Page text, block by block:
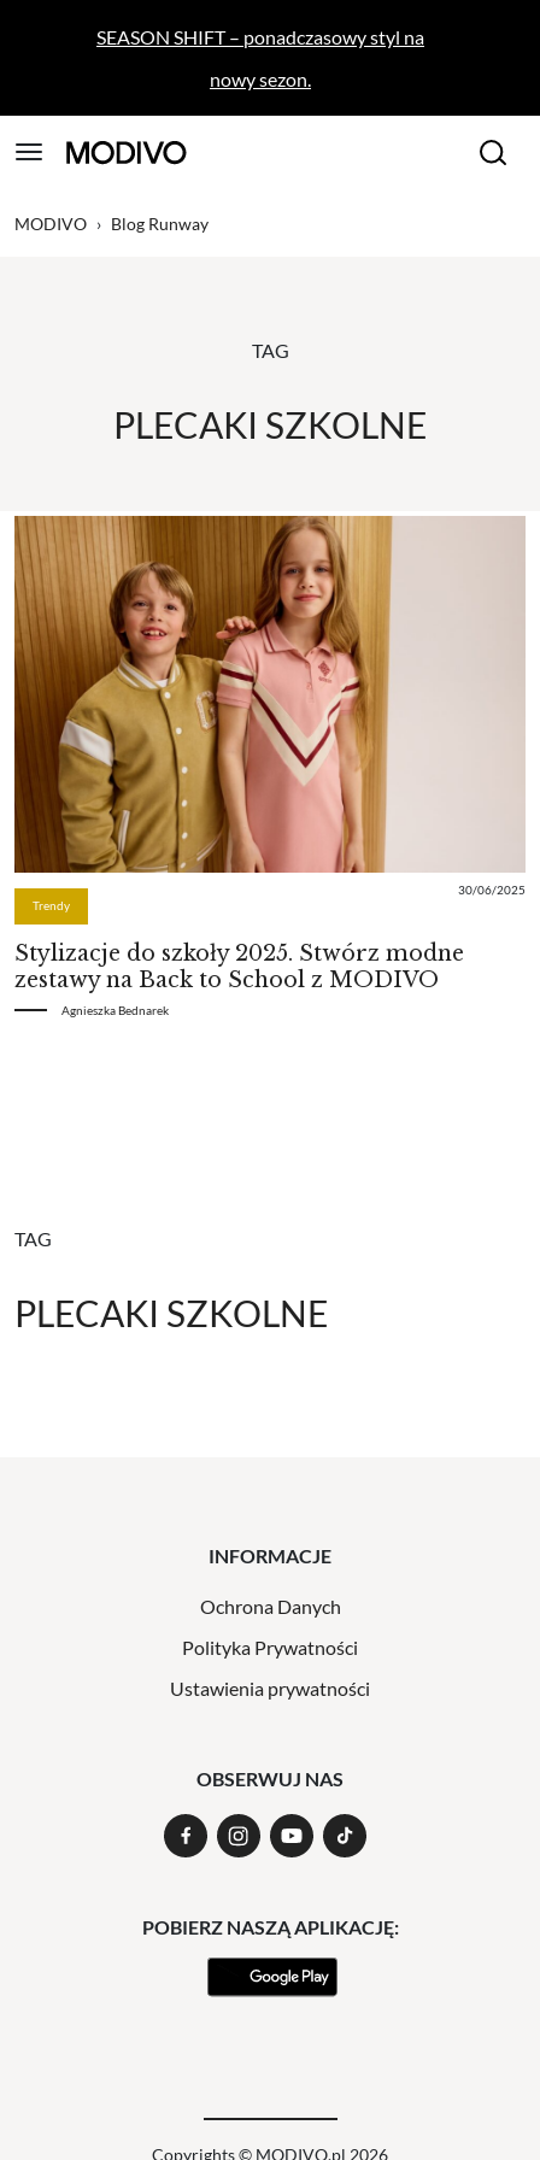
SEASON SHIFT – ponadczasowy styl na
nowy sezon.
MODIVO › Blog Runway
TAG
PLECAKI SZKOLNE
Trendy
30/06/2025
Stylizacje do szkoły 2025. Stwórz modne
zestawy na Back to School z MODIVO
Agnieszka Bednarek
TAG
PLECAKI SZKOLNE
INFORMACJE
Ochrona Danych
Polityka Prywatności
Ustawienia prywatności
OBSERWUJ NAS
POBIERZ NASZĄ APLIKACJĘ:
Copyrights © MODIVO.pl 2026